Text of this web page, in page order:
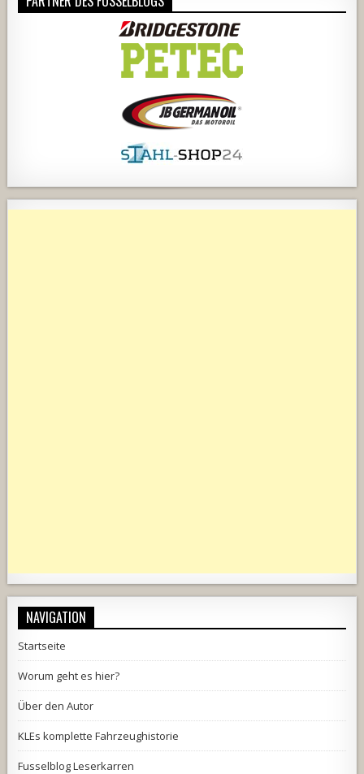
NAVIGATION
Startseite
Worum geht es hier?
Über den Autor
KLEs komplette Fahrzeughistorie
Fusselblog Leserkarren